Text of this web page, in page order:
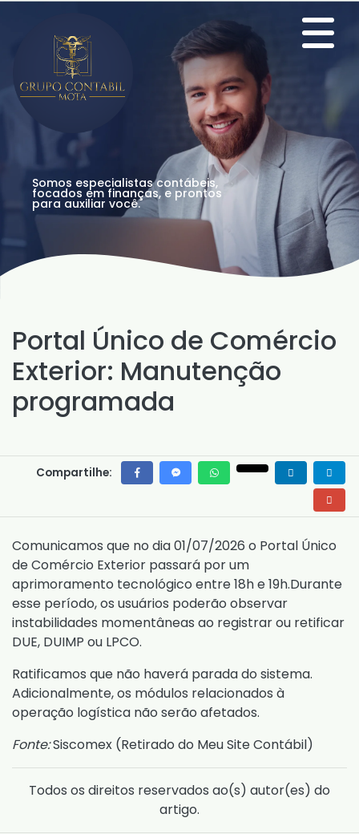
Somos especialistas contábeis,
focados em finanças, e prontos
para auxiliar você.
Portal Único de Comércio
Exterior: Manutenção
programada
Compartilhe:
Comunicamos que no dia 01/07/2026 o Portal Único
de Comércio Exterior passará por um
aprimoramento tecnológico entre 18h e 19h.Durante
esse período, os usuários poderão observar
instabilidades momentâneas ao registrar ou retificar
DUE, DUIMP ou LPCO.
Ratificamos que não haverá parada do sistema.
Adicionalmente, os módulos relacionados à
operação logística não serão afetados.
Fonte:Siscomex (Retirado do Meu Site Contábil)
Todos os direitos reservados ao(s) autor(es) do
artigo.